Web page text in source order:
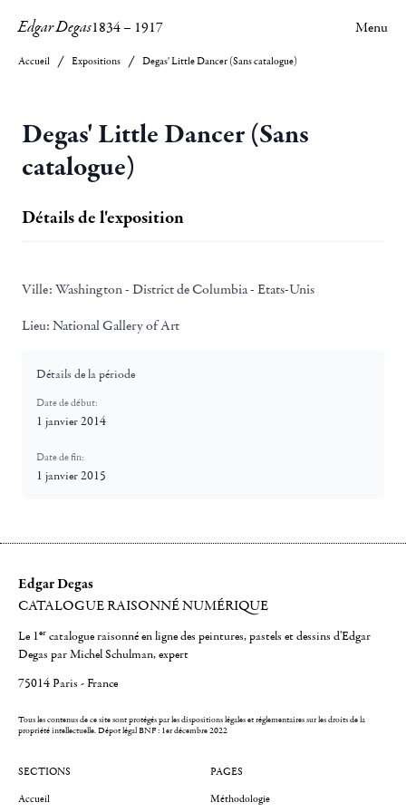
Edgar Degas1834– 1917 Menu
Accueil Expositions Degas' Little Dancer (Sans catalogue)
Degas' Little Dancer (Sans
catalogue)
Détails de l'exposition
Ville: Washington - District de Columbia - Etats-Unis
Lieu: National Gallery of Art
Détails de la période
Date de début:
1 janvier 2014
Date de fin:
1 janvier 2015
Edgar Degas
CATALOGUE RAISONNÉ NUMÉRIQUE
Le 1er catalogue raisonné en ligne des peintures, pastels et dessins d'Edgar
Degas par Michel Schulman, expert
75014 Paris - France
Tous les contenus de ce site sont protégés par les dispositions légales et réglementaires sur les droits de la
propriété intellectuelle.Dépot légal BNF : 1er décembre 2022
SECTIONS
Accueil
PAGES
Méthodologie